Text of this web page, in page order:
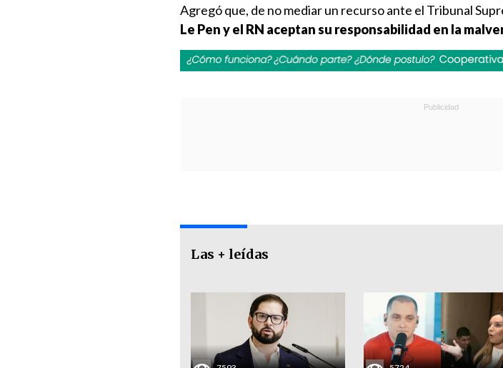
Agregó que, de no mediar un recurso ante el Tribunal
Le Pen y el RN aceptan su responsabilidad en la
Las + leídas